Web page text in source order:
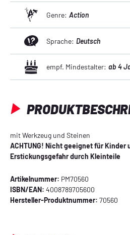
mit Werkzeug und Steinen
ACHTUNG! Nicht geeignet für Kinder
Erstickungsgefahr durch Kleinteile
Artikelnummer: PM70560
ISBN/EAN: 4008789705600
Hersteller-Produktnummer: 70560
Genre: Action
Sprache: Deutsch
empf. Mindestalter: ab 4